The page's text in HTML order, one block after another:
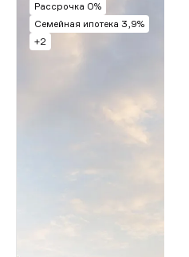
Рассрочка 0%
Семейная ипотека 3,9%
+2